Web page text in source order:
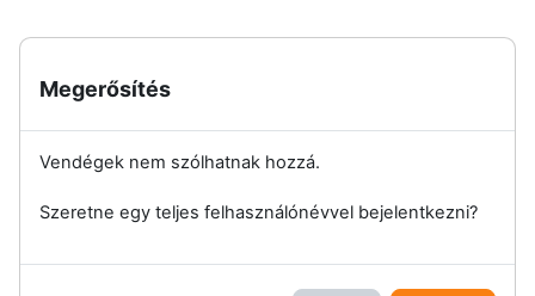
Megerősítés
Vendégek nem szólhatnak hozzá.
Szeretne egy teljes felhasználónévvel bejelentkezni?